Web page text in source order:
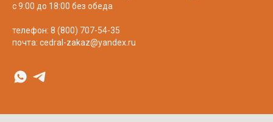
с 9:00 до 18:00 без обеда
телефон: 8 (800) 707-54-35
почта: cedral-zakaz@yandex.ru